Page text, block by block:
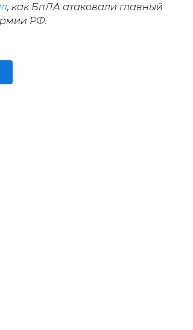
, как БпЛА атаковали главный
РФ.